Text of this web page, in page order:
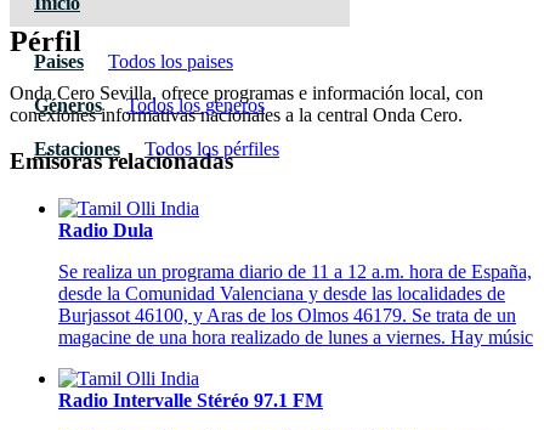
Paises Todos los paises
Géneros Todos los géneros
Estaciones Todos los pérfiles
Pérfil
Onda Cero Sevilla, ofrece programas e información local, con
conexiones informativas nacionales a la central Onda Cero.
Emisoras relacionadas
Radio Dula
Se realiza un programa diario de 11 a 12 a.m. hora de España,
desde la Comunidad Valenciana y desde las localidades de
Burjassot 46100, y Aras de los Olmos 46179. Se trata de un
magacine de una hora realizado de lunes a viernes. Hay músic
Radio Intervalle Stéréo 97.1 FM